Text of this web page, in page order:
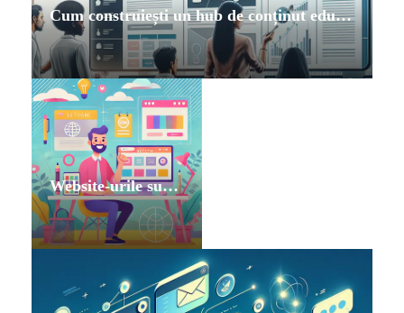
Cum construiești un hub de conținut educativ B2B care alimentează CRM-ul și vânzările
Website-urile sunt vitale pentru afacerea ta!